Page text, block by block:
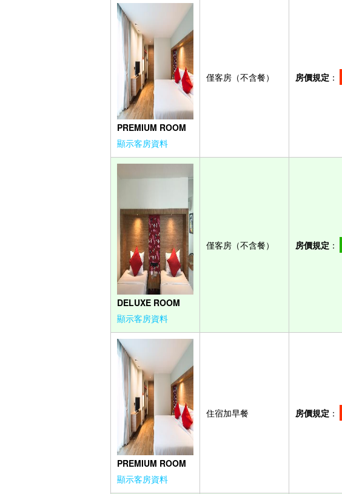
PREMIUM ROOM
顯示客房資料
僅客房（不含餐） 房價規定 ：
DELUXE ROOM
顯示客房資料
僅客房（不含餐） 房價規定 ：
PREMIUM ROOM
顯示客房資料
住宿加早餐 房價規定 ：